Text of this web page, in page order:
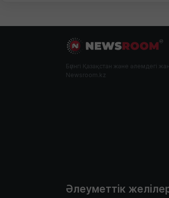
Бүгінгі Қазақстан және әлемдегі
Newsroom.kz
Әлеуметтік